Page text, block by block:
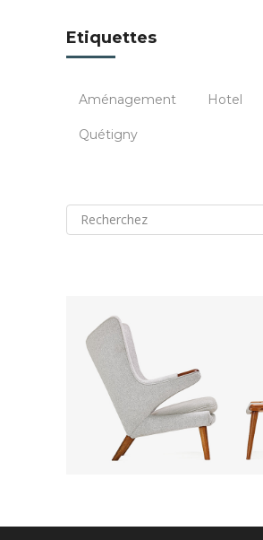
Etiquettes
Aménagement Hotel
Quétigny